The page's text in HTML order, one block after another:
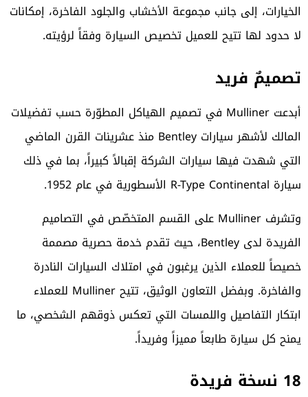
الخيارات، إلى جانب مجموعة الأخشاب والجلود الفاخرة، إمكانات
لا حدود لها تتيح للعميل تخصيص السيارة وفقاً لرؤيته.
تصميمٌ فريد
أبدعت Mulliner في تصميم الهياكل المطوّرة حسب تفضيلات
المالك لأشهر سيارات Bentley منذ عشرينات القرن الماضي
التي شهدت فيها سيارات الشركة إقبالاً كبيراً، بما في ذلك
سيارة R-Type Continental الأسطورية في عام 1952.
وتشرف Mulliner على القسم المتخصّص في التصاميم
الفريدة لدى Bentley، حيث تقدم خدمة حصرية مصممة
خصيصاً للعملاء الذين يرغبون في امتلاك السيارات النادرة
والفاخرة. وبفضل التعاون الوثيق، تتيح Mulliner للعملاء
ابتكار التفاصيل واللمسات التي تعكس ذوقهم الشخصي، ما
يمنح كل سيارة طابعاً مميزاً وفريداً.
18 نسخة فريدة